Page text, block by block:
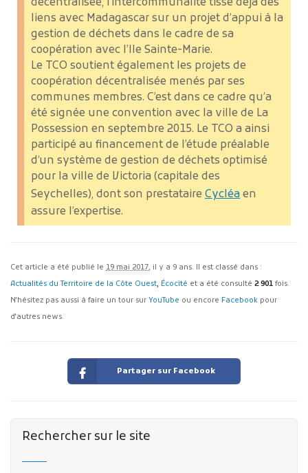
décentralisée, l’intercommunalité tisse déjà des
liens avec Madagascar sur un projet d’appui à la
gestion de déchets dans le cadre de sa
coopération avec l’Ile Sainte-Marie.
Le TCO soutient également les projets de
coopération décentralisée menés par ses
communes membres. C’est dans ce cadre qu’a
été signée une convention avec la ville de La
Possession en septembre 2015. Le TCO a ainsi
participé au financement de l’étude préalable
d’un système de gestion de déchets optimisé
pour la ville de Victoria (capitale des
Seychelles), dont son prestataire Cycléa en
assure l’expertise.
Cet article a été publié le 19 mai 2017, il y a 9 ans. Il est classé dans :
Actualités du Territoire de la Côte Ouest, Écocité et a été consulté 2 901 fois.
N'hésitez pas aussi à faire un tour sur YouTube ou encore Facebook pour
d'autres news.
Partager sur Facebook
Rechercher sur le site